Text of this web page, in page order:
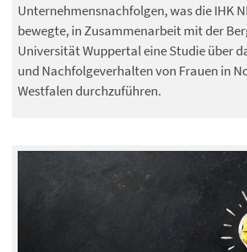
Unternehmensnachfolgen, was die IHK
bewegte, in Zusammenarbeit mit der
Universität Wuppertal eine Studie über
und Nachfolgeverhalten von Frauen in
Westfalen durchzuführen.